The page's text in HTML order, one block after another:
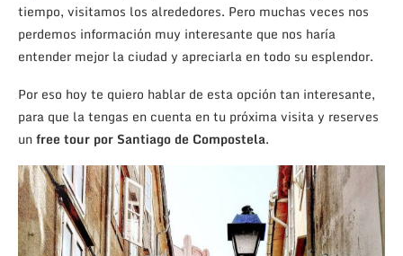
tiempo, visitamos los alrededores. Pero muchas veces nos
perdemos información muy interesante que nos haría
entender mejor la ciudad y apreciarla en todo su esplendor.
Por eso hoy te quiero hablar de esta opción tan interesante,
para que la tengas en cuenta en tu próxima visita y reserves
unfree tour por Santiago de Compostela.